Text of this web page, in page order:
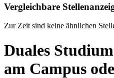
Vergleichbare
Zur Zeit sind keine ähnlichen
Duales
am Campus